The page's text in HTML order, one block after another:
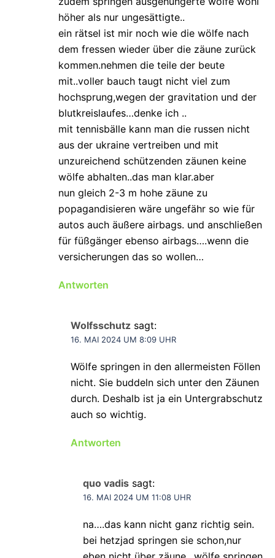
höher als nur ungesättigte..
ein rätsel ist mir noch wie die wölfe nach
dem fressen wieder über die zäune zurück
kommen.nehmen die teile der beute
mit..voller bauch taugt nicht viel zum
hochsprung,wegen der gravitation und der
blutkreislaufes…denke ich ..
mit tennisbälle kann man die russen nicht
aus der ukraine vertreiben und mit
unzureichend schützenden zäunen keine
wölfe abhalten..das man klar.aber
nun gleich 2-3 m hohe zäune zu
popagandisieren wäre ungefähr so wie für
autos auch äußere airbags. und anschließen
für füßgänger ebenso airbags….wenn die
versicherungen das so wollen…
Antworten
Wolfsschutz sagt:
16. MAI 2024 UM 8:09 UHR
Wölfe springen in den allermeisten Föllen
nicht. Sie buddeln sich unter den Zäunen
durch. Deshalb ist ja ein Untergrabschutz
auch so wichtig.
Antworten
quo vadis sagt:
16. MAI 2024 UM 11:08 UHR
na….das kann nicht ganz richtig sein.
bei hetzjad springen sie schon,nur